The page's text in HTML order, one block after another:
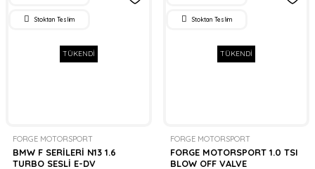
TÜKENDİ
Stoktan Teslim
FORGE MOTORSPORT
BMW F SERİLERİ N13 1.6
TURBO SESLİ E-DV
TÜKENDİ
Stoktan Teslim
FORGE MOTORSPORT
FORGE MOTORSPORT 1.0 TSI
BLOW OFF VALVE